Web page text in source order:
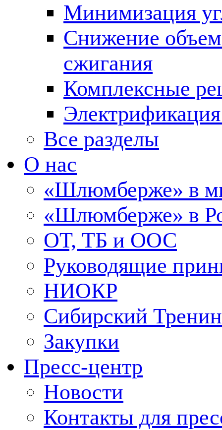
Минимизация
Снижение
сжигания
Комплексные
Все разделы
О нас
«Шлюмберже» в
«Шлюмберже» в
ОТ, ТБ и ООС
Руководящие
НИОКР
Сибирский
Закупки
Пресс-центр
Новости
Контакты для